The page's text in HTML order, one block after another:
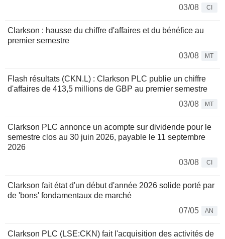
03/08
CI
Clarkson : hausse du chiffre d'affaires et du bénéfice au
premier semestre
03/08
MT
Flash résultats (CKN.L) : Clarkson PLC publie un chiffre
d'affaires de 413,5 millions de GBP au premier semestre
03/08
MT
Clarkson PLC annonce un acompte sur dividende pour le
semestre clos au 30 juin 2026, payable le 11 septembre
2026
03/08
CI
Clarkson fait état d'un début d'année 2026 solide porté par
de 'bons' fondamentaux de marché
07/05
AN
Clarkson PLC (LSE:CKN) fait l'acquisition des activités de